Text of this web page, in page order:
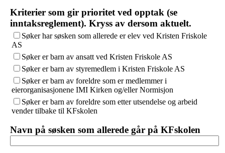
Kriterier som gir prioritet ved opptak (se
inntaksreglement). Kryss av dersom aktuelt.
Søker har søsken som allerede er elev ved Kristen Friskole
AS
Søker er barn av ansatt ved Kristen Friskole AS
Søker er barn av styremedlem i Kristen Friskole AS
Søker er barn av foreldre som er medlemmer i
eierorganisasjonene IMI Kirken og/eller Normisjon
Søker er barn av foreldre som etter utsendelse og arbeid
vender tilbake til KFskolen
Navn på søsken som allerede går på KFskolen